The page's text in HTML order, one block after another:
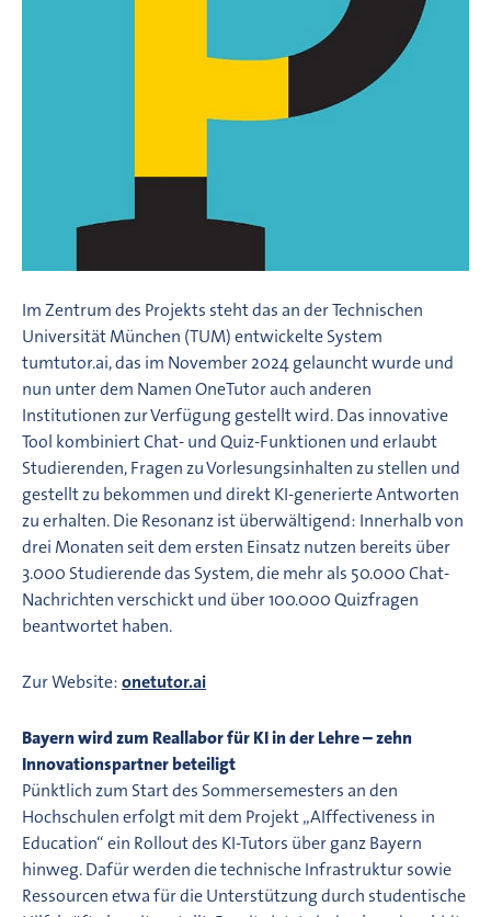
Im Zentrum des Projekts steht das an der Technischen
Universität München (TUM) entwickelte System
tumtutor.ai, das im November 2024 gelauncht wurde und
nun unter dem Namen OneTutor auch anderen
Institutionen zur Verfügung gestellt wird. Das innovative
Tool kombiniert Chat- und Quiz-Funktionen und erlaubt
Studierenden, Fragen zu Vorlesungsinhalten zu stellen und
gestellt zu bekommen und direkt KI-generierte Antworten
zu erhalten. Die Resonanz ist überwältigend: Innerhalb von
drei Monaten seit dem ersten Einsatz nutzen bereits über
3.000 Studierende das System, die mehr als 50.000 Chat-
Nachrichten verschickt und über 100.000 Quizfragen
beantwortet haben.
Zur Website:onetutor.ai
Bayern wird zum Reallabor für KI in der Lehre – zehn
Innovationspartner beteiligt
Pünktlich zum Start des Sommersemesters an den
Hochschulen erfolgt mit dem Projekt „AIffectiveness in
Education“ ein Rollout des KI-Tutors über ganz Bayern
hinweg. Dafür werden die technische Infrastruktur sowie
Ressourcen etwa für die Unterstützung durch studentische